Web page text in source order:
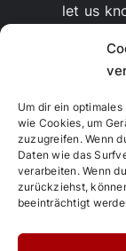
Um dir ein
wie Cookies, um
zuzugreifen. Wenn
Daten wie das
verarbeiten. Wenn
zurückziehst,
beeinträchtigt
let us
send
Discounts
resellers
possible.
Training
further